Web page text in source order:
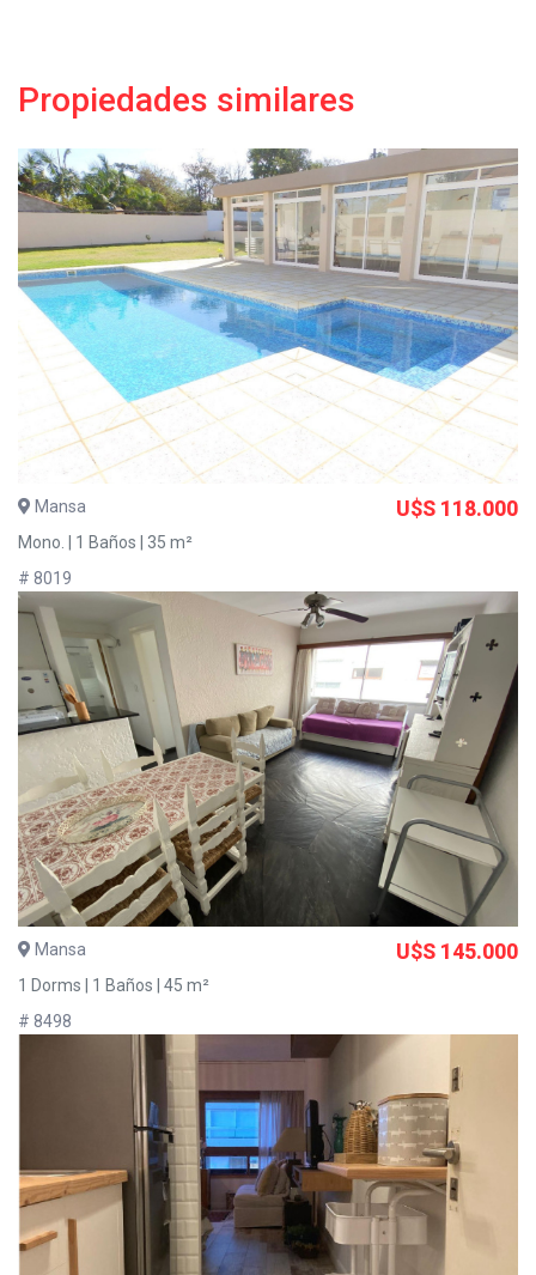
Propiedades similares
Mansa U$S 118.000
Mono. | 1 Baños | 35 m²
# 8019
Mansa U$S 145.000
1 Dorms | 1 Baños | 45 m²
# 8498